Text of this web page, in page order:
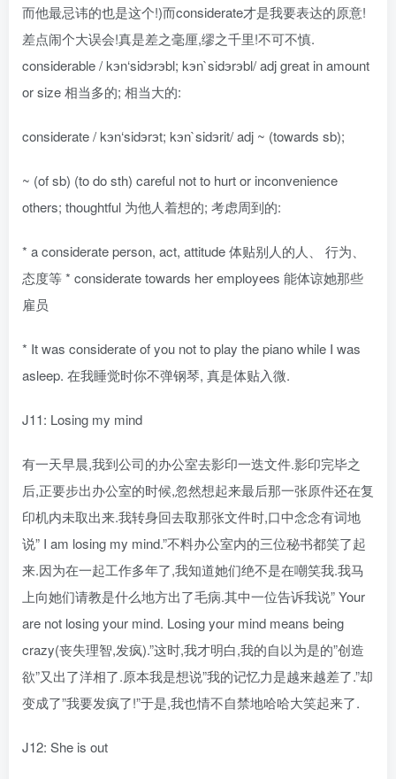
而他最忌讳的也是这个!)而considerate才是我要表达的原意!
差点闹个大误会!真是差之毫厘,缪之千里!不可不慎.
considerable / kэn‘sidэrэbl; kэn`sidэrэbl/ adj great in amount
or size 相当多的; 相当大的:
considerate / kэn‘sidэrэt; kэn`sidэrit/ adj ~ (towards sb);
~ (of sb) (to do sth) careful not to hurt or inconvenience
others; thoughtful 为他人着想的; 考虑周到的:
* a considerate person, act, attitude 体贴别人的人、 行为、
态度等 * considerate towards her employees 能体谅她那些
雇员
* It was considerate of you not to play the piano while I was
asleep. 在我睡觉时你不弹钢琴, 真是体贴入微.
J11: Losing my mind
有一天早晨,我到公司的办公室去影印一迭文件.影印完毕之
后,正要步出办公室的时候,忽然想起来最后那一张原件还在复
印机内未取出来.我转身回去取那张文件时,口中念念有词地
说” I am losing my mind.”不料办公室内的三位秘书都笑了起
来.因为在一起工作多年了,我知道她们绝不是在嘲笑我.我马
上向她们请教是什么地方出了毛病.其中一位告诉我说” Your
are not losing your mind. Losing your mind means being
crazy(丧失理智,发疯).”这时,我才明白,我的自以为是的”创造
欲”又出了洋相了.原本我是想说”我的记忆力是越来越差了.”却
变成了”我要发疯了!”于是,我也情不自禁地哈哈大笑起来了.
J12: She is out